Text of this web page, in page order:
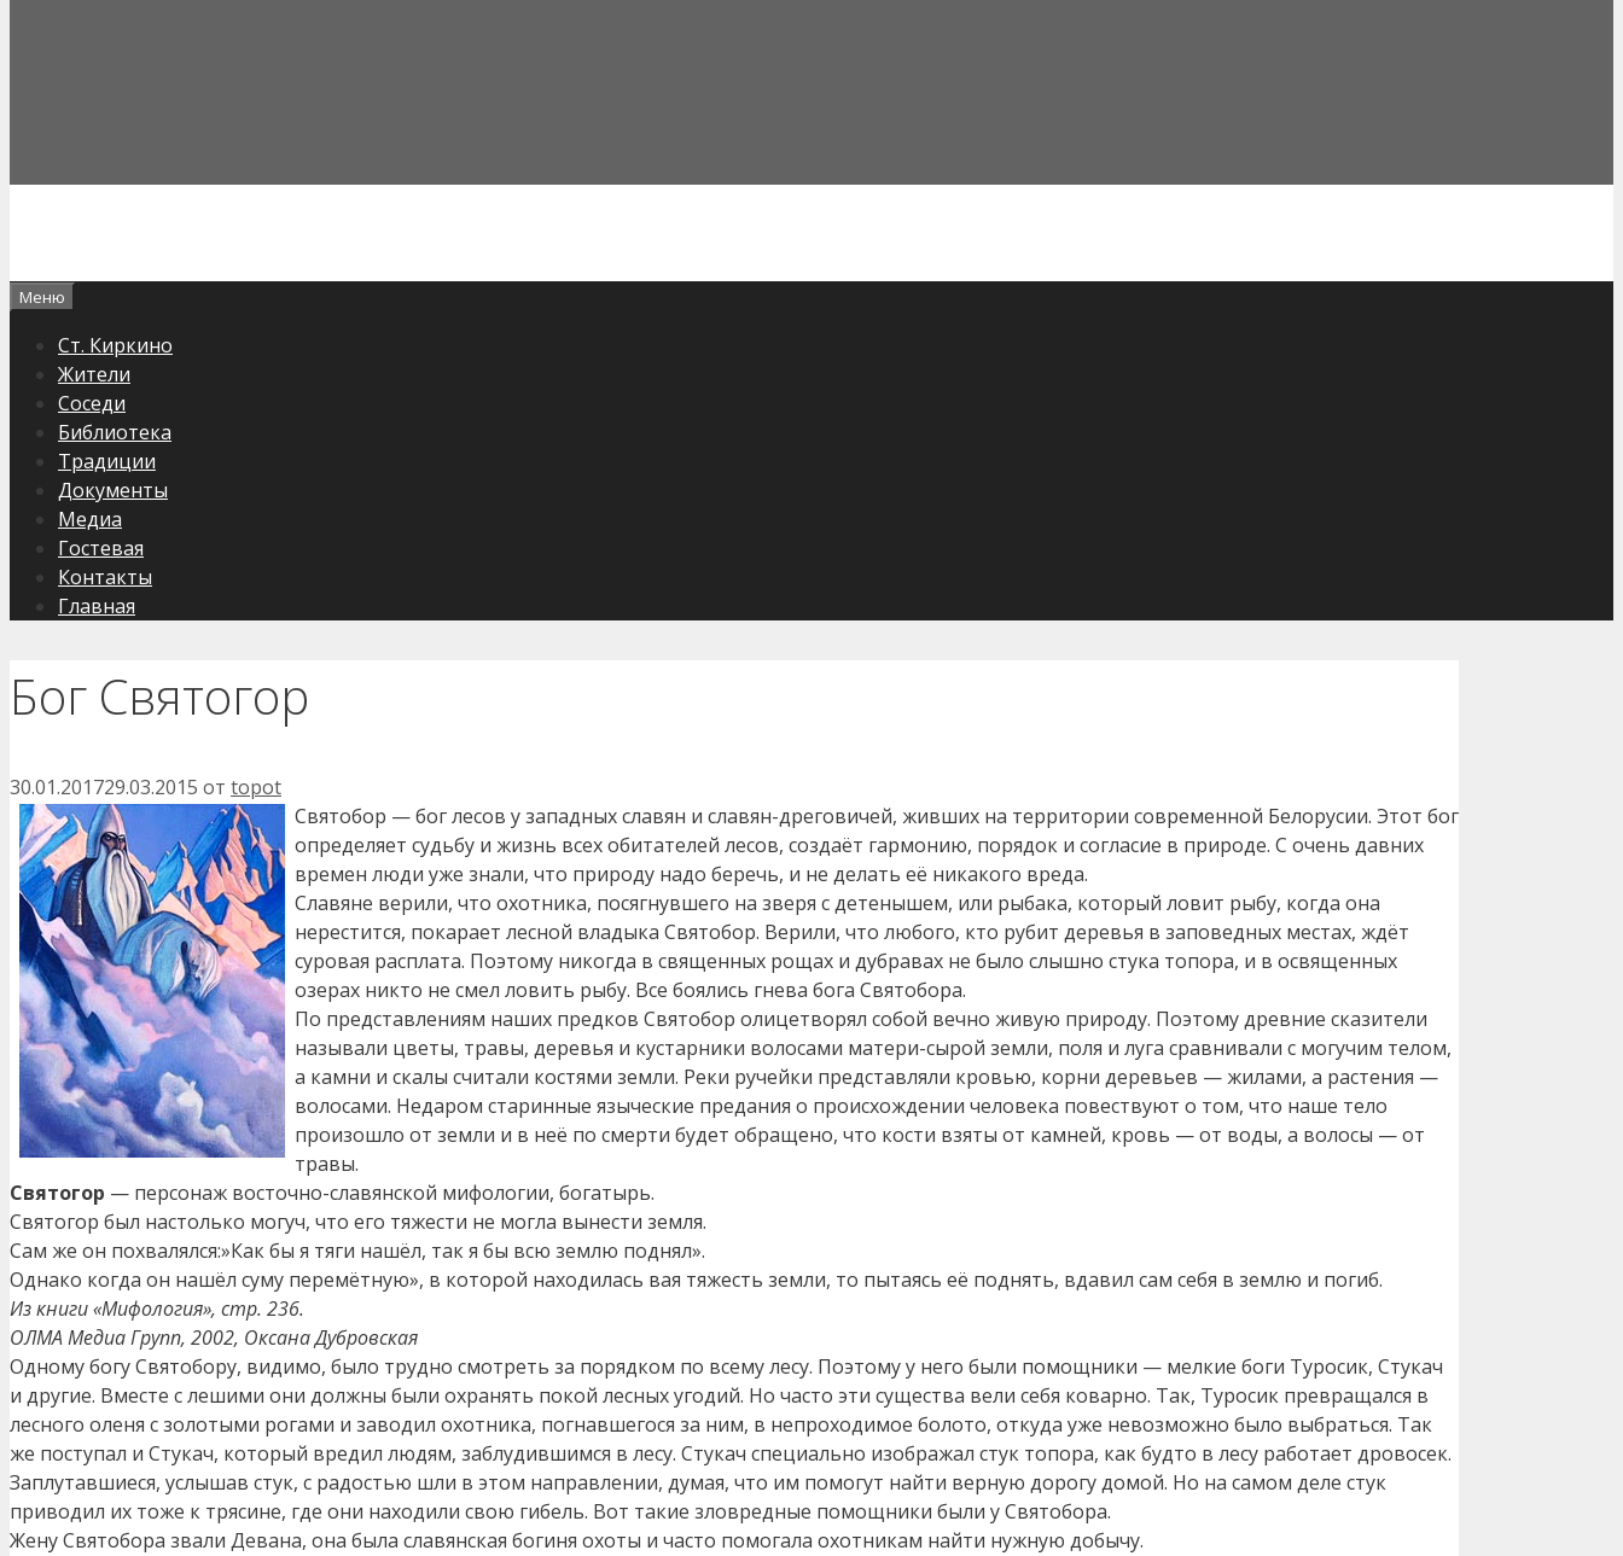
Меню
Ст. Киркино
Жители
Соседи
Библиотека
Традиции
Документы
Медиа
Гостевая
Контакты
Главная
Бог Святогор
30.01.201729.03.2015 от topot
Святобор — бог лесов у западных славян и славян-дреговичей, живших на территории современной Белорусии. Этот бог
определяет судьбу и жизнь всех обитателей лесов, создаёт гармонию, порядок и согласие в природе. С очень давних
времен люди уже знали, что природу надо беречь, и не делать её никакого вреда.
Славяне верили, что охотника, посягнувшего на зверя с детенышем, или рыбака, который ловит рыбу, когда она
нерестится, покарает лесной владыка Святобор. Верили, что любого, кто рубит деревья в заповедных местах, ждёт
суровая расплата. Поэтому никогда в священных рощах и дубравах не было слышно стука топора, и в освященных
озерах никто не смел ловить рыбу. Все боялись гнева бога Святобора.
По представлениям наших предков Святобор олицетворял собой вечно живую природу. Поэтому древние сказители
называли цветы, травы, деревья и кустарники волосами матери-сырой земли, поля и луга сравнивали с могучим телом,
а камни и скалы считали костями земли. Реки ручейки представляли кровью, корни деревьев — жилами, а растения —
волосами. Недаром старинные языческие предания о происхождении человека повествуют о том, что наше тело
произошло от земли и в неё по смерти будет обращено, что кости взяты от камней, кровь — от воды, а волосы — от
травы.
Святогор — персонаж восточно-славянской мифологии, богатырь.
Святогор был настолько могуч, что его тяжести не могла вынести земля.
Сам же он похвалялся:»Как бы я тяги нашёл, так я бы всю землю поднял».
Однако когда он нашёл суму перемётную», в которой находилась вая тяжесть земли, то пытаясь её поднять, вдавил сам себя в землю и погиб.
Из книги «Мифология», стр. 236.
ОЛМА Медиа Групп, 2002, Оксана Дубровская
Одному богу Святобору, видимо, было трудно смотреть за порядком по всему лесу. Поэтому у него были помощники — мелкие боги Туросик, Стукач
и другие. Вместе с лешими они должны были охранять покой лесных угодий. Но часто эти существа вели себя коварно. Так, Туросик превращался в
лесного оленя с золотыми рогами и заводил охотника, погнавшегося за ним, в непроходимое болото, откуда уже невозможно было выбраться. Так
же поступал и Стукач, который вредил людям, заблудившимся в лесу. Стукач специально изображал стук топора, как будто в лесу работает дровосек.
Заплутавшиеся, услышав стук, с радостью шли в этом направлении, думая, что им помогут найти верную дорогу домой. Но на самом деле стук
приводил их тоже к трясине, где они находили свою гибель. Вот такие зловредные помощники были у Святобора.
Жену Святобора звали Девана, она была славянская богиня охоты и часто помогала охотникам найти нужную добычу.